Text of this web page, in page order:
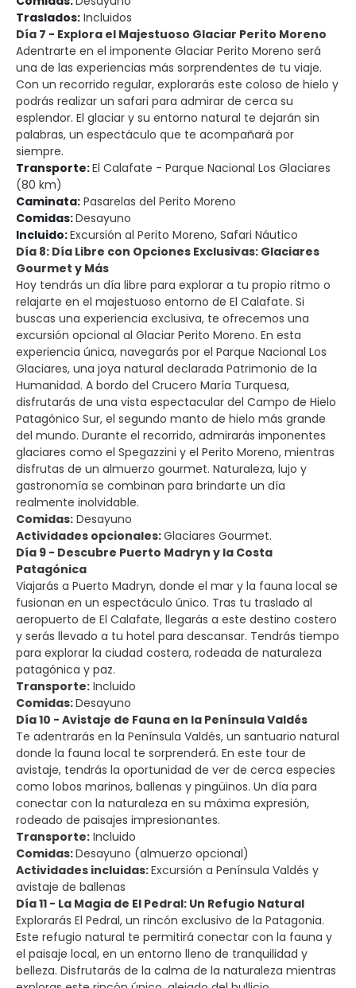
Traslados: Incluidos
Día 7 - Explora el Majestuoso Glaciar Perito Moreno
Adentrarte en el imponente Glaciar Perito Moreno será
una de las experiencias más sorprendentes de tu viaje.
Con un recorrido regular, explorarás este coloso de hielo y
podrás realizar un safari para admirar de cerca su
esplendor. El glaciar y su entorno natural te dejarán sin
palabras, un espectáculo que te acompañará por
siempre.
Transporte:El Calafate - Parque Nacional Los Glaciares
(80 km)
Caminata: Pasarelas del Perito Moreno
Comidas:Desayuno
Incluido:Excursión al Perito Moreno, Safari Náutico
Día 8: Día Libre con Opciones Exclusivas: Glaciares
Gourmet y Más
Hoy tendrás un día libre para explorar a tu propio ritmo o
relajarte en el majestuoso entorno de El Calafate. Si
buscas una experiencia exclusiva, te ofrecemos una
excursión opcional al Glaciar Perito Moreno. En esta
experiencia única, navegarás por el Parque Nacional Los
Glaciares, una joya natural declarada Patrimonio de la
Humanidad. A bordo del Crucero María Turquesa,
disfrutarás de una vista espectacular del Campo de Hielo
Patagónico Sur, el segundo manto de hielo más grande
del mundo. Durante el recorrido, admirarás imponentes
glaciares como el Spegazzini y el Perito Moreno, mientras
disfrutas de un almuerzo gourmet. Naturaleza, lujo y
gastronomía se combinan para brindarte un día
realmente inolvidable.
Comidas: Desayuno
Actividades opcionales:Glaciares Gourmet.
Día 9 - Descubre Puerto Madryn y la Costa
Patagónica
Viajarás a Puerto Madryn, donde el mar y la fauna local se
fusionan en un espectáculo único. Tras tu traslado al
aeropuerto de El Calafate, llegarás a este destino costero
y serás llevado a tu hotel para descansar. Tendrás tiempo
para explorar la ciudad costera, rodeada de naturaleza
patagónica y paz.
Transporte: Incluido
Comidas:Desayuno
Día 10 - Avistaje de Fauna en la Península Valdés
Te adentrarás en la Península Valdés, un santuario natural
donde la fauna local te sorprenderá. En este tour de
avistaje, tendrás la oportunidad de ver de cerca especies
como lobos marinos, ballenas y pingüinos. Un día para
conectar con la naturaleza en su máxima expresión,
rodeado de paisajes impresionantes.
Transporte: Incluido
Comidas:Desayuno (almuerzo opcional)
Actividades incluidas:Excursión a Península Valdés y
avistaje de ballenas
Día 11 - La Magia de El Pedral: Un Refugio Natural
Explorarás El Pedral, un rincón exclusivo de la Patagonia.
Este refugio natural te permitirá conectar con la fauna y
el paisaje local, en un entorno lleno de tranquilidad y
belleza. Disfrutarás de la calma de la naturaleza mientras